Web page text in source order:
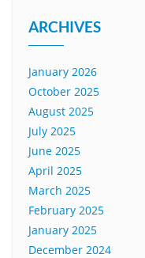
ARCHIVES
January 2026
October 2025
August 2025
July 2025
June 2025
April 2025
March 2025
February 2025
January 2025
December 2024